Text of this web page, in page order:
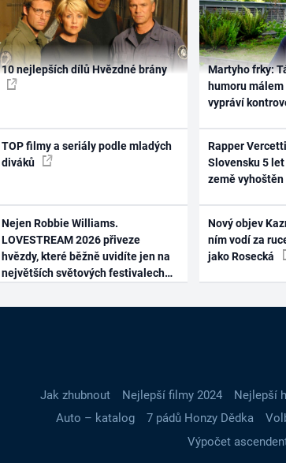
10 nejlepších dílů Hvězdné brány
TOP filmy a seriály podle mladých
diváků
Nejen Robbie Williams.
LOVESTREAM 2026 přiveze
hvězdy, které běžně uvidíte jen na
největších světových festivalech
Martyho frky:
humoru
vypráví
Rapper
Slovensku 5
země vyhoštěn
Nový objev
ním vodí za
jako Rosecká
Jak zhubnout Nejlepší filmy 2024 Nejlepší
Auto – katalog
7 pádů Honzy Dědka
Výpočet